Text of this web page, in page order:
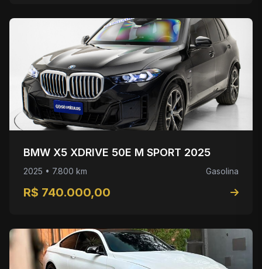
BMW X5 XDRIVE 50E M SPORT 2025
2025 • 7.800 km Gasolina
R$ 740.000,00